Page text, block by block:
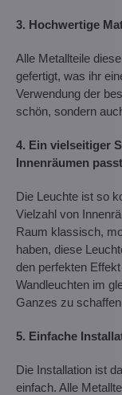
3. Hochwertige
Alle Metallteile
gefertigt, was ihr
Verwendung der
schön, sondern
4. Ein vielseitiger
Innenräumen passt
Die Leuchte ist so
Vielzahl von
Raum klassisch,
haben, diese
den perfekten
Wandleuchten im
Ganzes zu
5. Einfache
Die Installation ist
einfach. Alle